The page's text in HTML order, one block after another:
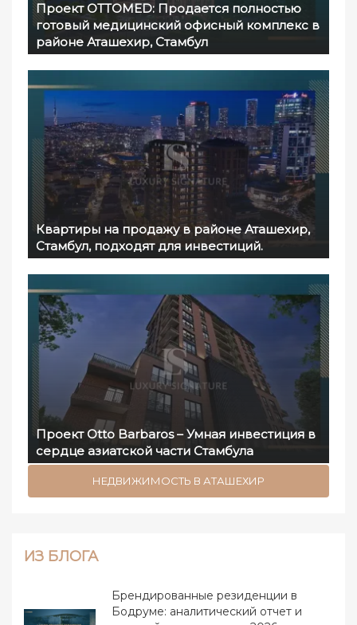
Проект OTTOMED: Продается полностью
готовый медицинский офисный комплекс в
районе Аташехир, Стамбул
Квартиры на продажу в районе Аташехир,
Стамбул, подходят для инвестиций.
Проект Otto Barbaros – Умная инвестиция в
сердце азиатской части Стамбула
НЕДВИЖИМОСТЬ В АТАШЕХИР
ИЗ БЛОГА
Брендированные резиденции в
Бодруме: аналитический отчет и